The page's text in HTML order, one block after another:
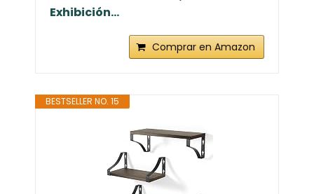
Exhibición...
Comprar en Amazon
BESTSELLER NO. 15